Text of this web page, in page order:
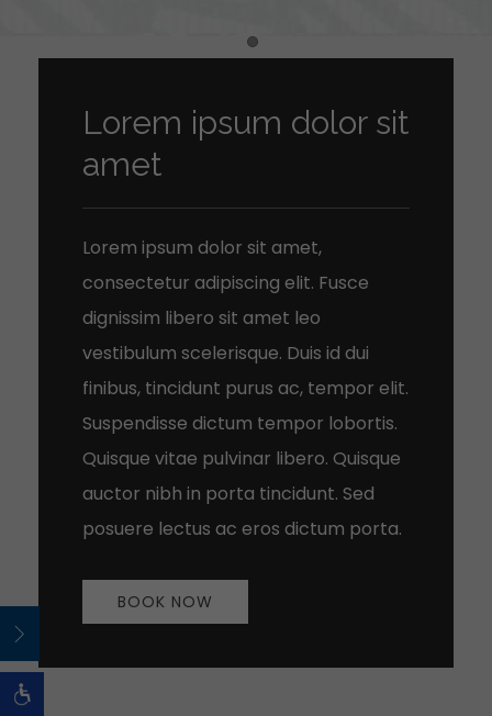
Item 1
Lorem ipsum dolor sit
amet
Lorem ipsum dolor sit amet,
consectetur adipiscing elit. Fusce
dignissim libero sit amet leo
vestibulum scelerisque. Duis id dui
finibus, tincidunt purus ac, tempor elit.
Suspendisse dictum tempor lobortis.
Quisque vitae pulvinar libero. Quisque
auctor nibh in porta tincidunt. Sed
posuere lectus ac eros dictum porta.
BOOK NOW